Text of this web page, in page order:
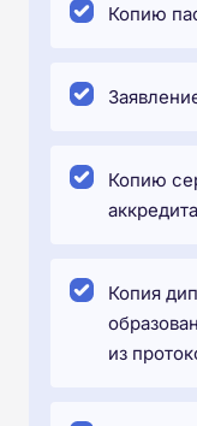
Копию
Копию
Копия
из